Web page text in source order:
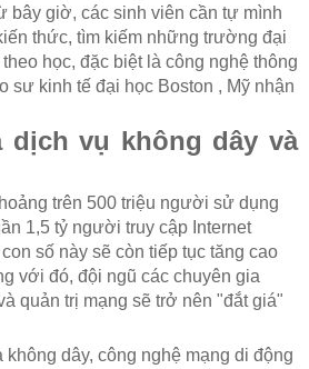
bây giờ, các sinh viên cần tự mình
thức, tìm kiếm những trường đại
học, đặc biệt là công nghệ thông
sư kinh tế đại học Boston , Mỹ nhận
dịch vụ không dây và
trên 500 triệu người sử dụng
1,5 tỷ người truy cập Internet
số này sẽ còn tiếp tục tăng cao
với đó, đội ngũ các chuyên gia
quản trị mạng sẽ trở nên "đắt giá"
dây, công nghệ mạng di động